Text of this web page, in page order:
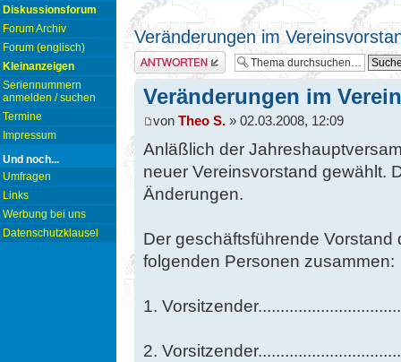
Diskussionsforum
Forum Archiv
Forum (englisch)
Kleinanzeigen
Seriennummern
anmelden / suchen
Termine
Impressum
Und noch...
Umfragen
Links
Werbung bei uns
Datenschutzklausel
Veränderungen im
Antwort erstellen
Veränderungen im
von Theo S. » 02.03.2008, 12:09
Anläßlich der
neuer Vereinsvorstand gewählt.
Änderungen.
Der geschäftsführende
folgenden Personen zusammen:
1.
2.